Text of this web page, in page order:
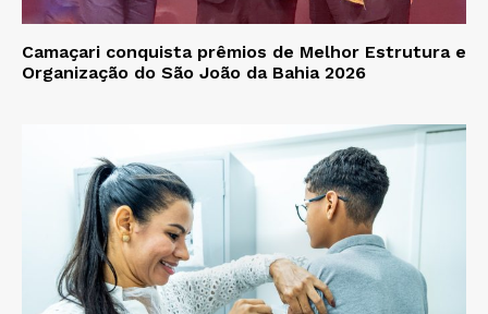
Camaçari conquista prêmios de Melhor Estrutura e
Organização do São João da Bahia 2026